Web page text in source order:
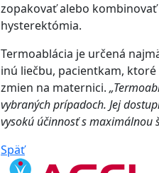
zopakovať alebo
hysterektómia.
Termoablácia je určená
inú liečbu, pacientkam,
zmien na maternici.
vybraných prípadoch. Jej
vysokú účinnosť s maximálnou
Späť